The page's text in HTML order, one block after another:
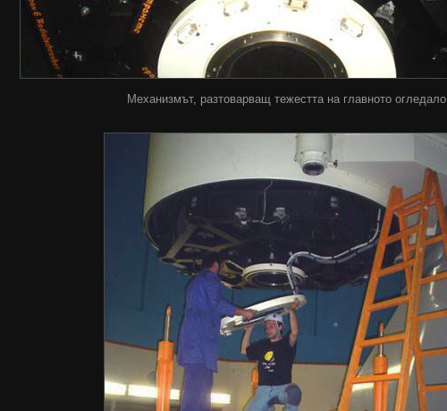
Механизмът, разтоварващ тежестта на главното огледало